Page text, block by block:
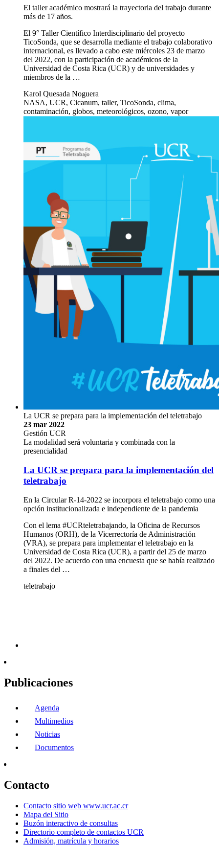
El taller académico mostrará la trayectoria del trabajo durante
más de 17 años.
El 9° Taller Científico Interdisciplinario del proyecto
TicoSonda, que se desarrolla mediante el trabajo colaborativo
internacional, es llevado a cabo este miércoles 23 de marzo
del 2022, con la participación de académicos de la
Universidad de Costa Rica (UCR) y de universidades y
miembros de la …
Karol Quesada Noguera
NASA, UCR, Cicanum, taller, TicoSonda, clima,
contaminación, globos, meteorológicos, ozono, vapor
La UCR se prepara para la implementación del teletrabajo
23 mar 2022
Gestión UCR
La modalidad será voluntaria y combinada con la
presencialidad
La UCR se prepara para la implementación del
teletrabajo
En la Circular R-14-2022 se incorpora el teletrabajo como una
opción institucionalizada e independiente de la pandemia
Con el lema #UCRteletrabajando, la Oficina de Recursos
Humanos (ORH), de la Vicerrectoría de Administración
(VRA), se prepara para implementar el teletrabajo en la
Universidad de Costa Rica (UCR), a partir del 25 de marzo
del 2022. De acuerdo con una encuesta que se había realizado
a finales del …
teletrabajo
Publicaciones
Agenda
Multimedios
Noticias
Documentos
Contacto
Contacto sitio web www.ucr.ac.cr
Mapa del Sitio
Buzón interactivo de consultas
Directorio completo de contactos UCR
Admisión, matrícula y horarios